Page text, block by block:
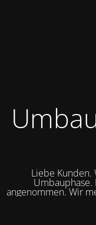
Liebe Kunden.
angenommen. Wir